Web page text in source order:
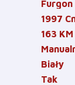
Furgon
1997
163 KM
Biały
Tak